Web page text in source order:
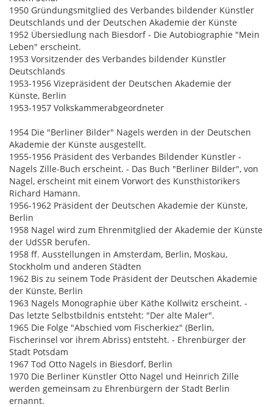
1950 Gründungsmitglied des Verbandes bildender Künstler
Deutschlands und der Deutschen Akademie der Künste
1952 Übersiedlung nach Biesdorf - Die Autobiographie "Mein
Leben" erscheint.
1953 Vorsitzender des Verbandes bildender Künstler
Deutschlands
1953-1956 Vizepräsident der Deutschen Akademie der
Künste, Berlin
1953-1957 Volkskammerabgeordneter
1954 Die "Berliner Bilder" Nagels werden in der Deutschen
Akademie der Künste ausgestellt.
1955-1956 Präsident des Verbandes Bildender Künstler -
Nagels Zille-Buch erscheint. - Das Buch "Berliner Bilder", von
Nagel, erscheint mit einem Vorwort des Kunsthistorikers
Richard Hamann.
1956-1962 Präsident der Deutschen Akademie der Künste,
Berlin
1958 Nagel wird zum Ehrenmitglied der Akademie der Künste
der UdSSR berufen.
1958 ff. Ausstellungen in Amsterdam, Berlin, Moskau,
Stockholm und anderen Städten
1962 Bis zu seinem Tode Präsident der Deutschen Akademie
der Künste, Berlin
1963 Nagels Monographie über Käthe Kollwitz erscheint. -
Das letzte Selbstbildnis entsteht: "Der alte Maler".
1965 Die Folge "Abschied vom Fischerkiez" (Berlin,
Fischerinsel vor ihrem Abriss) entsteht. - Ehrenbürger der
Stadt Potsdam
1967 Tod Otto Nagels in Biesdorf, Berlin
1970 Die Berliner Künstler Otto Nagel und Heinrich Zille
werden gemeinsam zu Ehrenbürgern der Stadt Berlin
ernannt.